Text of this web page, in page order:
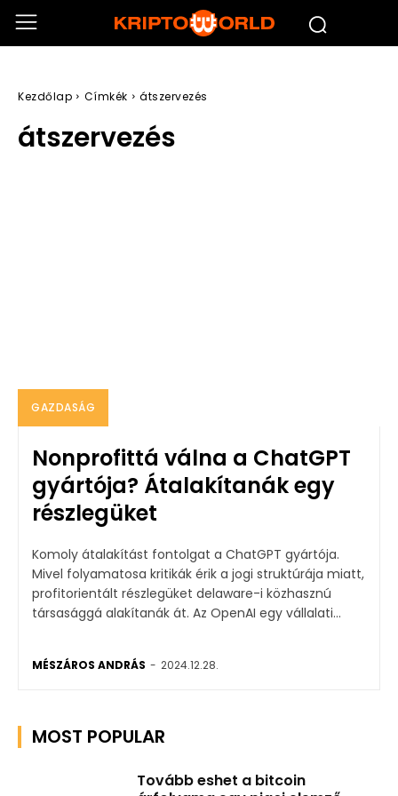
Kezdőlap Címkék átszervezés
átszervezés
GAZDASÁG
Nonprofittá válna a ChatGPT
gyártója? Átalakítanák egy
részlegüket
Komoly átalakítást fontolgat a ChatGPT gyártója.
Mivel folyamatosa kritikák érik a jogi struktúrája miatt,
profitorientált részlegüket delaware-i közhasznú
társasággá alakítanák át. Az OpenAI egy vállalati...
MÉSZÁROS ANDRÁS - 2024.12.28.
MOST POPULAR
Tovább eshet a bitcoin